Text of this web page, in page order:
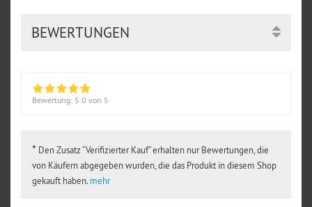
BEWERTUNGEN
Bewertung: 5.0 von 5
* Den Zusatz “Verifizierter Kauf” erhalten nur Bewertungen, die
von Käufern abgegeben wurden, die das Produkt in diesem Shop
gekauft haben. mehr